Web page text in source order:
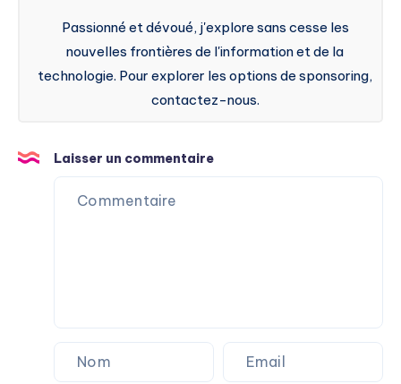
Passionné et dévoué, j'explore sans cesse les
nouvelles frontières de l'information et de la
technologie. Pour explorer les options de sponsoring,
contactez-nous.
Laisser un commentaire